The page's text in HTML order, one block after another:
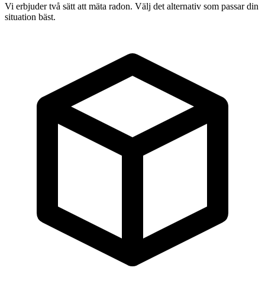
Vi erbjuder två sätt att mäta radon. Välj det alternativ som passar din
situation bäst.